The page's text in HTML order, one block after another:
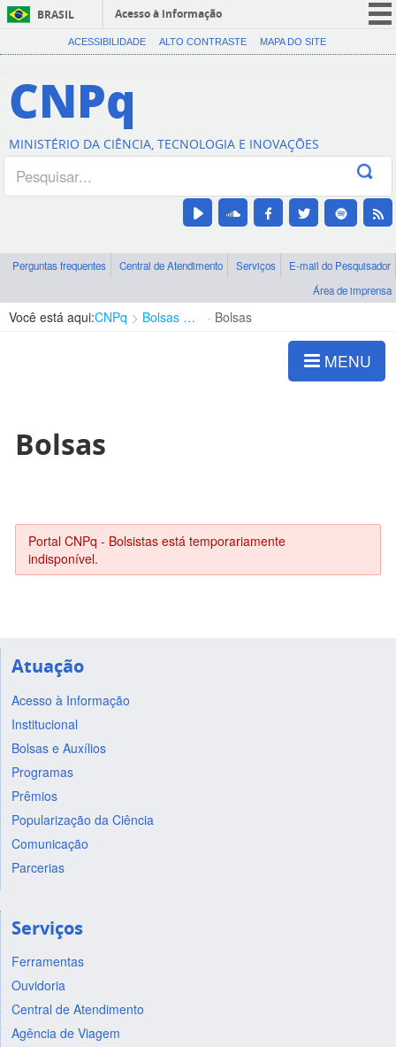
BRASIL
Acesso à informação
CORONAVÍRUS (COVID-19)
Canais
ACESSIBILIDADE ALTO CONTRASTE MAPA DO SITE
CNPq
MINISTÉRIO DA CIÊNCIA, TECNOLOGIA E INOVAÇÕES
Perguntas frequentes Central de Atendimento Serviços
E-mail do Pesquisador
Área de imprensa
Você está aqui:CNPq Bolsas e Auxílios Vigentes Bolsas
MENU
Bolsas
Portal CNPq - Bolsistas está temporariamente
indisponível.
Atuação
Acesso à Informação
Institucional
Bolsas e Auxílios
Programas
Prêmios
Popularização da Ciência
Comunicação
Parcerias
Serviços
Ferramentas
Ouvidoria
Central de Atendimento
Agência de Viagem